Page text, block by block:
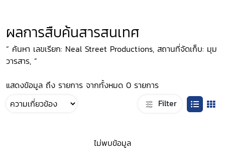
ผลการสืบค้นสารสนเทศ
“ ค้นหา เลขเรียก: Neal Street Productions, สถานที่จัดเก็บ: มุม
วารสาร, ”
แสดงข้อมูล ถึง รายการ จากทั้งหมด 0 รายการ
Filter
ไม่พบข้อมูล